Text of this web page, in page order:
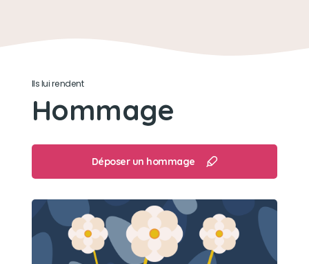
Ils lui rendent
Hommage
Déposer un hommage